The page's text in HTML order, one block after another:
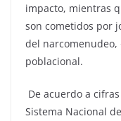
impacto, mientras
son cometidos por
del narcomenudeo,
poblacional.
De acuerdo a
Sistema Nacional